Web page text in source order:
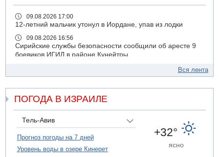
09.08.2026 17:00
12-летний мальчик утонул в Иордане, упав из лодки
09.08.2026 16:56
Сирийские службы безопасности сообщили об аресте 9
боевиков ИГИЛ в районе Кунейтры
Прогноз погоды: с понедельника усиление жары в
09.08.2026 15:49
Хуситы сообщили об ударе дроном по саудовскому НПЗ
09.08.2026 14:43
Умер пятилетний ребенок, забытый в закрытой машине
в Лоде
Вся лента
ПОГОДА В ИЗРАИЛЕ
Тель-Авив
Прогноз погоды на 7 дней
Уровень воды в озере Кинерет
+32°
ясно